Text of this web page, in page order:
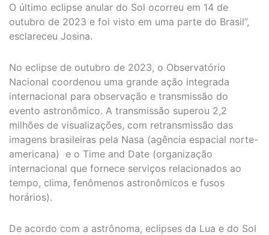
O último eclipse anular do Sol ocorreu em 14 de
outubro de 2023 e foi visto em uma parte do Brasil”,
esclareceu Josina.
No eclipse de outubro de 2023, o Observatório
Nacional coordenou uma grande ação integrada
internacional para observação e transmissão do
evento astronômico. A transmissão superou 2,2
milhões de visualizações, com retransmissão das
imagens brasileiras pela Nasa (agência espacial norte-
americana) e o Time and Date (organização
internacional que fornece serviços relacionados ao
tempo, clima, fenômenos astronômicos e fusos
horários).
De acordo com a astrônoma, eclipses da Lua e do Sol